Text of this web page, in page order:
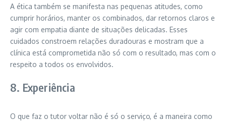
A ética também se manifesta nas pequenas atitudes, como
cumprir horários, manter os combinados, dar retornos claros e
agir com empatia diante de situações delicadas. Esses
cuidados constroem relações duradouras e mostram que a
clínica está comprometida não só com o resultado, mas com o
respeito a todos os envolvidos.
8. Experiência
O que faz o tutor voltar não é só o serviço, é a maneira como